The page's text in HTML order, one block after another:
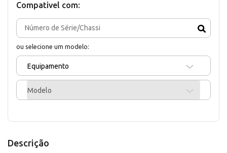
Compativel com:
ou selecione um modelo:
Equipamento
Modelo
Descrição